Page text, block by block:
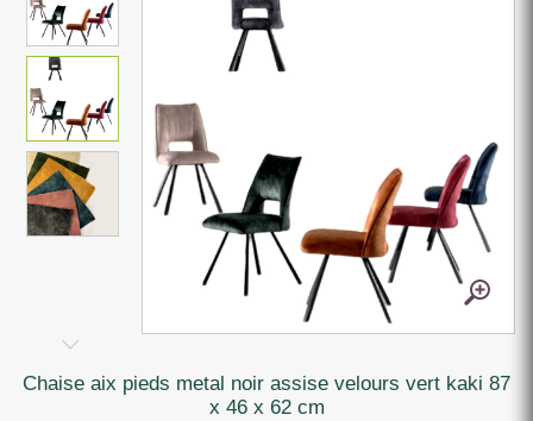
chaise aix pieds metal noir assise velours vert kaki 87
x 46 x 62 cm